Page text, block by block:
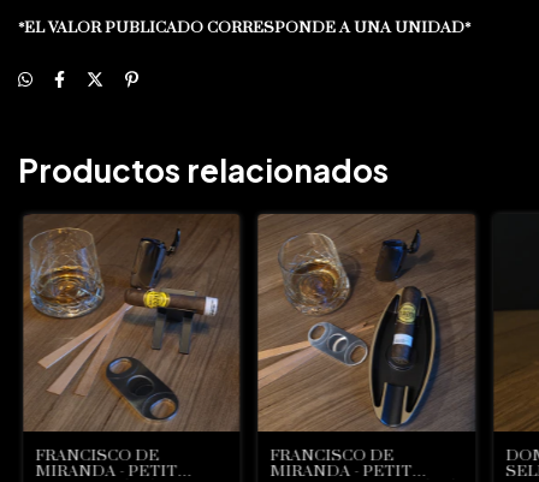
*EL VALOR PUBLICADO CORRESPONDE A UNA UNIDAD*
Productos relacionados
FRANCISCO DE
MIRANDA - PETIT
FRANCISCO DE
MIRANDA - PETIT